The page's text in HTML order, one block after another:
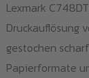
Lexmark
Druckauflösung
gestochen
Papierformate